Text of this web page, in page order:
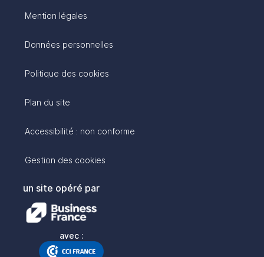
Mention légales
Données personnelles
Politique des cookies
Plan du site
Accessibilité : non conforme
Gestion des cookies
un site opéré par
avec :